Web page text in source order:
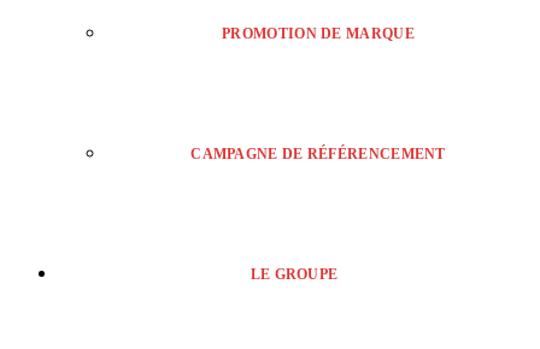
PROMOTION DE MARQUE
CAMPAGNE DE RÉFÉRENCEMENT
LE GROUPE